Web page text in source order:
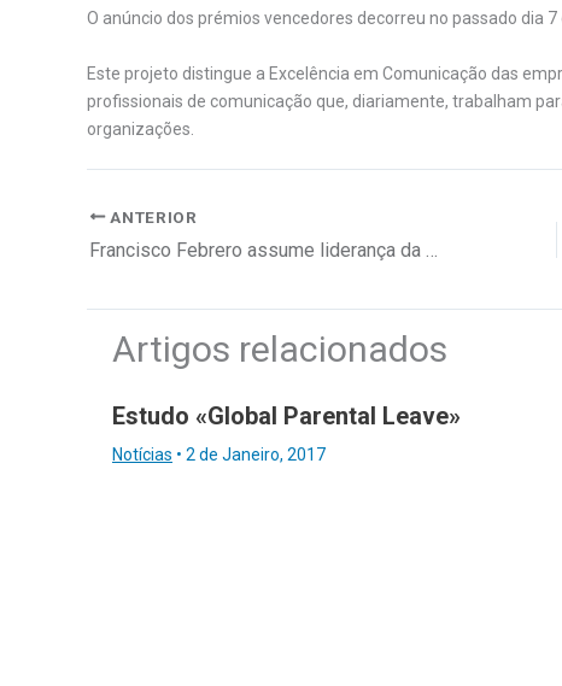
O anúncio dos prémios vencedores decorreu no passado dia
Este projeto distingue a Excelência em Comunicação das
profissionais de comunicação que, diariamente, trabalham
organizações.
ANTERIOR
Francisco Febrero assume liderança da Gfi Portugal
Artigos relacionados
Estudo «Global Parental Leave»
Notícias • 2 de Janeiro, 2017